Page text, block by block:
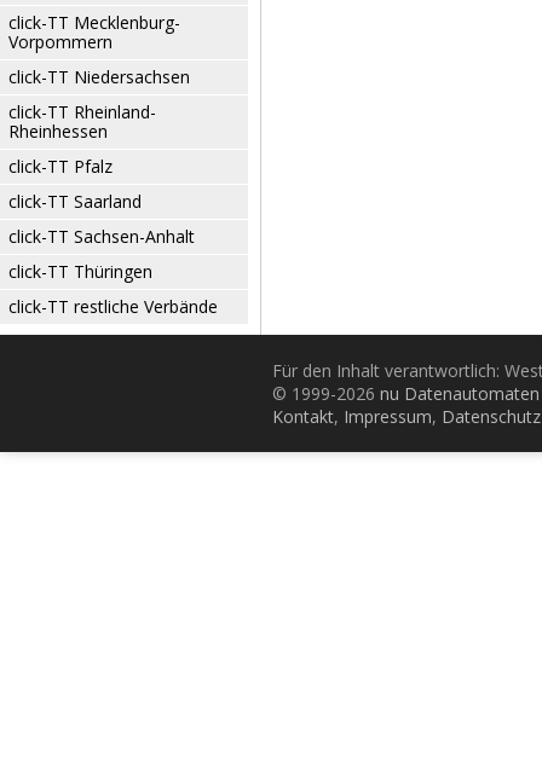
click-TT Mecklenburg-
Vorpommern
click-TT Niedersachsen
click-TT Rheinland-
Rheinhessen
click-TT Pfalz
click-TT Saarland
click-TT Sachsen-Anhalt
click-TT Thüringen
click-TT restliche Verbände
Für den Inhalt verantwortlich:
© 1999-2026 nu
Kontakt, Impressum, Datenschutz